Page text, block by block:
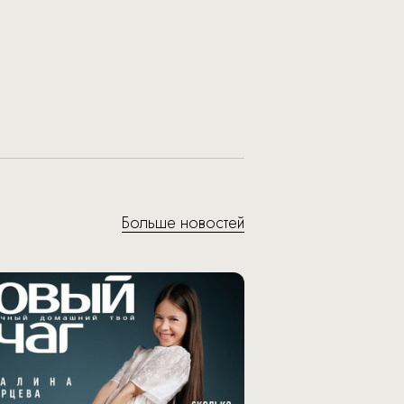
Больше новостей